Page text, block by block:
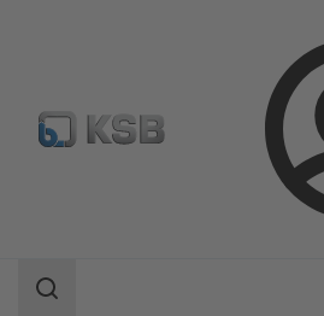
Katalóg produktov
Etanorm/Etanorm MyFlow/Etanorm Pro
Oblasť